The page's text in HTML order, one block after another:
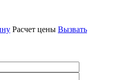
Расчет цены Вызвать